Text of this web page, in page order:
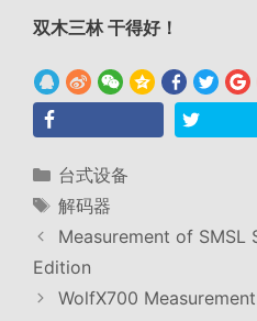
双木三林 干得好！
分
类
台式设备
标
签
解码器
Measurement of SMSL
Edition
WolfX700